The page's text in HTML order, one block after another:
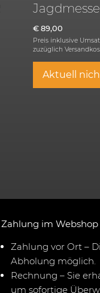
€89,00
Preis inklusive
zuzüglich
Aktuell
Zahlung im Webshop
Zahlung vor Ort –
Abholung möglich.
Rechnung – Sie
um sofortige